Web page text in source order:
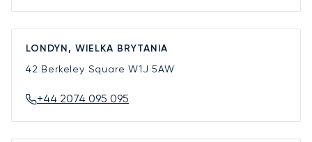
LONDYN, WIELKA BRYTANIA
42 Berkeley SquareW1J 5AW
+44 2074 095 095